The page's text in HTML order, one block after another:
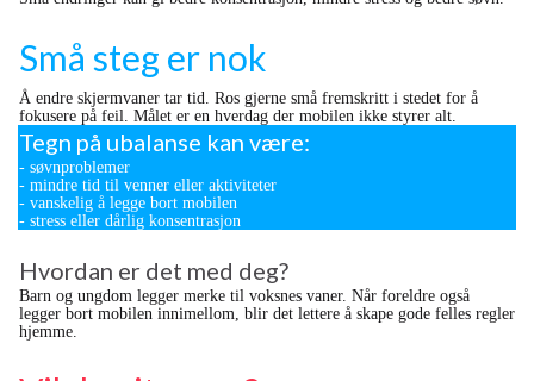
Små steg er nok
Å endre skjermvaner tar tid. Ros gjerne små fremskritt i stedet for å
fokusere på feil. Målet er en hverdag der mobilen ikke styrer alt.
Tegn på ubalanse kan være:
- søvnproblemer
- mindre tid til venner eller aktiviteter
- vanskelig å legge bort mobilen
- stress eller dårlig konsentrasjon
Hvordan er det med deg?
Barn og ungdom legger merke til voksnes vaner. Når foreldre også
legger bort mobilen innimellom, blir det lettere å skape gode felles regler
hjemme.